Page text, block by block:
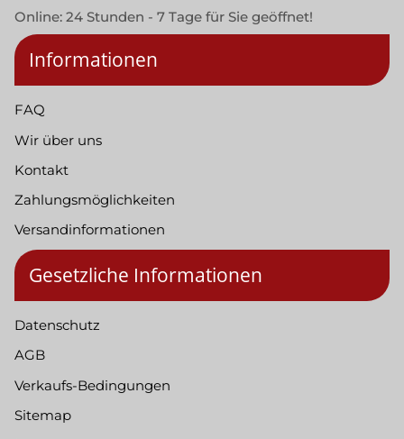
Online: 24 Stunden - 7 Tage für Sie geöffnet!
Informationen
FAQ
Wir über uns
Kontakt
Zahlungsmöglichkeiten
Versandinformationen
Gesetzliche Informationen
Datenschutz
AGB
Verkaufs-Bedingungen
Sitemap